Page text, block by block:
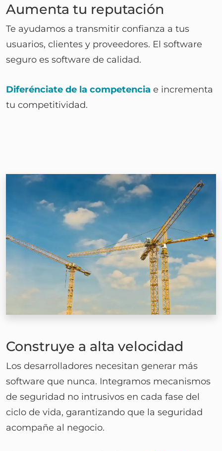
Aumenta tu reputación
Te ayudamos a transmitir confianza a tus
usuarios, clientes y proveedores. El software
seguro es software de calidad.
Diferénciate de la competencia e incrementa
tu competitividad.
Construye a alta velocidad
Los desarrolladores necesitan generar más
software que nunca. Integramos mecanismos
de seguridad no intrusivos en cada fase del
ciclo de vida, garantizando que la seguridad
acompañe al negocio.